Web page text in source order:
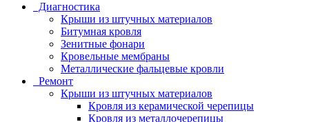
Диагностика
Крыши из штучных материалов
Битумная кровля
Зенитные фонари
Кровельные мембраны
Металлические фальцевые кровли
Ремонт
Крыши из штучных материалов
Кровля из керамической черепицы
Кровля из металлочерепицы